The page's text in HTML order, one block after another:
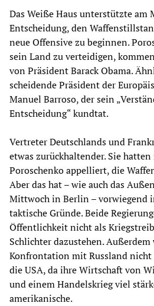
Das Weiße Haus unterstützte am
Entscheidung, den
neue Offensive zu beginnen.
sein Land zu verteidigen,
von Präsident Barack Obama.
scheidende Präsident der
Manuel Barroso, der sein
Entscheidung“ kundtat.
Vertreter Deutschlands und
etwas zurückhaltender. Sie
Poroschenko appelliert, die
Aber das hat – wie auch das
Mittwoch in Berlin – vorwiegend
taktische Gründe. Beide
Öffentlichkeit nicht als
Schlichter dazustehen.
Konfrontation mit Russland
die USA, da ihre Wirtschaft von
und einem Handelskrieg viel
amerikanische.